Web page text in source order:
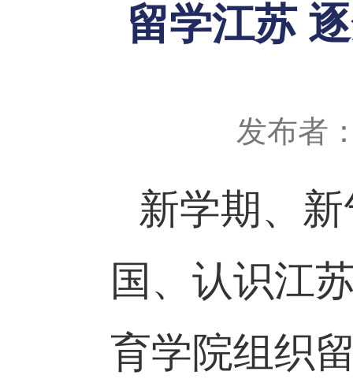
留学江苏
发布者
新学期、
国、认识江
育学院组织